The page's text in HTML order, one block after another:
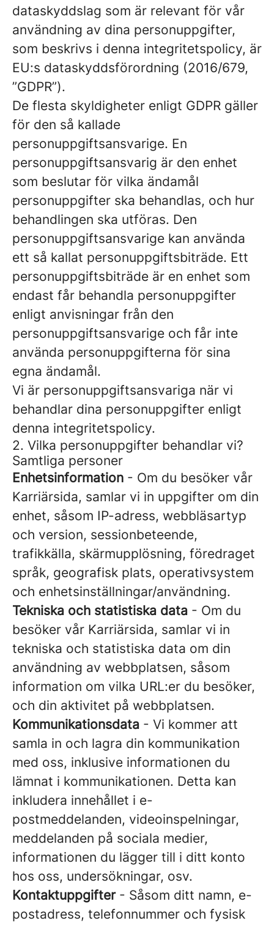
dataskyddslag som är relevant för vår
användning av dina personuppgifter,
som beskrivs i denna integritetspolicy, är
EU:s dataskyddsförordning (2016/679,
”GDPR”).
De flesta skyldigheter enligt GDPR gäller
för den så kallade
personuppgiftsansvarige. En
personuppgiftsansvarig är den enhet
som beslutar för vilka ändamål
personuppgifter ska behandlas, och hur
behandlingen ska utföras. Den
personuppgiftsansvarige kan använda
ett så kallat personuppgiftsbiträde. Ett
personuppgiftsbiträde är en enhet som
endast får behandla personuppgifter
enligt anvisningar från den
personuppgiftsansvarige och får inte
använda personuppgifterna för sina
egna ändamål.
Vi är personuppgiftsansvariga när vi
behandlar dina personuppgifter enligt
denna integritetspolicy.
2. Vilka personuppgifter behandlar vi?
Samtliga personer
Enhetsinformation - Om du besöker vår
Karriärsida, samlar vi in uppgifter om din
enhet, såsom IP-adress, webbläsartyp
och version, sessionbeteende,
trafikkälla, skärmupplösning, föredraget
språk, geografisk plats, operativsystem
och enhetsinställningar/användning.
Tekniska och statistiska data - Om du
besöker vår Karriärsida, samlar vi in
tekniska och statistiska data om din
användning av webbplatsen, såsom
information om vilka URL:er du besöker,
och din aktivitet på webbplatsen.
Kommunikationsdata - Vi kommer att
samla in och lagra din kommunikation
med oss, inklusive informationen du
lämnat i kommunikationen. Detta kan
inkludera innehållet i e-
postmeddelanden, videoinspelningar,
meddelanden på sociala medier,
informationen du lägger till i ditt konto
hos oss, undersökningar, osv.
Kontaktuppgifter- Såsom ditt namn, e-
postadress, telefonnummer och fysisk